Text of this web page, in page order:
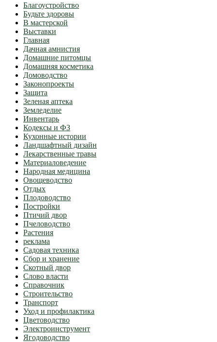
Благоустройство
Будьте здоровы
В мастерской
Выставки
Главная
Дачная амнистия
Домашние питомцы
Домашняя косметика
Домоводство
Законопроекты
Защита
Зеленая аптека
Земледелие
Инвентарь
Кодексы и ФЗ
Кухонные истории
Ландшафтный дизайн
Лекарственные травы
Материаловедение
Народная медицина
Овощеводство
Отдых
Плодоводство
Постройки
Птичий двор
Пчеловодство
Растения
реклама
Садовая техника
Сбор и хранение
Скотный двор
Слово власти
Справочник
Строительство
Транспорт
Уход и профилактика
Цветоводство
Электроинструмент
Ягодоводство